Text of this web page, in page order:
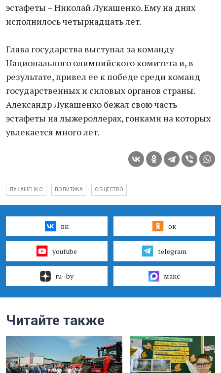
эстафеты – Николай Лукашенко. Ему на днях
исполнилось четырнадцать лет.
Глава государства выступал за команду
Национального олимпийского комитета и, в
результате, привел ее к победе среди команд
государственных и силовых органов страны.
Александр Лукашенко бежал свою часть
эстафеты на лыжероллерах, гонками на которых
увлекается много лет.
ЛУКАШЕНКО ПОЛИТИКА ОБЩЕСТВО
вк ок
youtube telegram
ru–by макс
Читайте также